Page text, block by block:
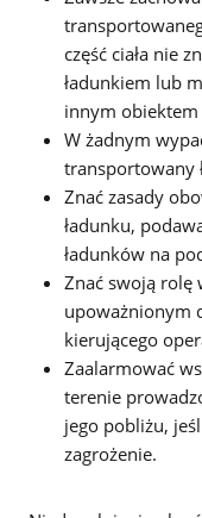
część ciała nie
ładunkiem lub
innym obiektem
W żadnym
transportowany
Znać zasady
ładunku,
ładunków na
Znać swoją rolę
upoważnionym
kierującego
Zaalarmować
terenie
jego pobliżu,
zagrożenie.